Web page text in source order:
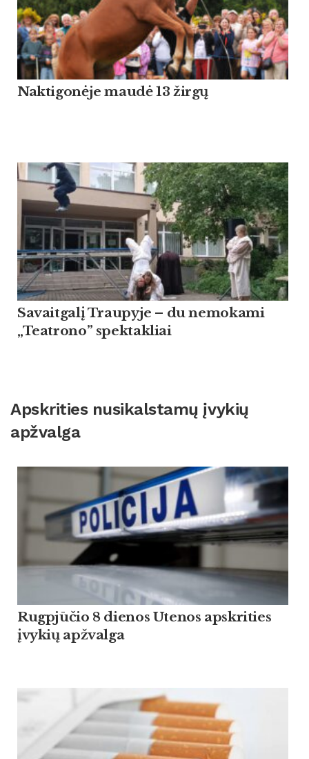
Naktigonėje maudė 13 žirgų
Savaitgalį Traupyje – du nemokami
„Teatrono” spektakliai
Apskrities nusikalstamų įvykių
apžvalga
Rugpjūčio 8 dienos Utenos apskrities
įvykių apžvalga